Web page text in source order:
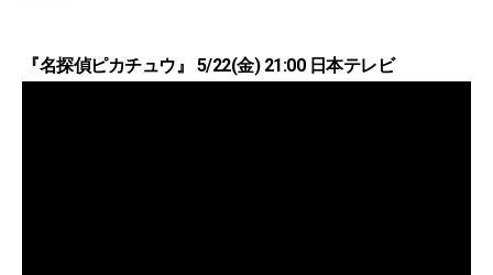
『名探偵ピカチュウ』 5/22(金) 21:00 日本テレビ